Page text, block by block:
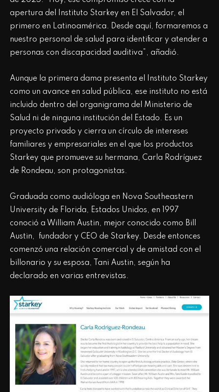
apertura del Instituto Starkey en El Salvador, el
primero en Latinoamérica. Desde aquí, formaremos a
nuestro personal de salud para identificar y atender a
personas con discapacidad auditiva”, añadió.
Aunque la primera dama presenta el Instituto Starkey
como un avance en salud pública, ese instituto no está
incluido dentro del organigrama del Ministerio de
Salud ni de ninguna institución del Estado. Es un
proyecto privado y cierra un círculo de intereses
familiares y empresariales en el que los productos
Starkey que promueve su hermana, Carla Rodríguez
de Rondeau, son protagonistas.
Graduada como audióloga en Nova Southeastern
University de Florida, Estados Unidos, en 1997
conoció a William Austin, mejor conocido como Bill
Austin, fundador y CEO de Starkey. Desde entonces
comenzó una relación comercial y de amistad con el
billonario y su esposa, Tani Austin, según ha
declarado en varias entrevistas.